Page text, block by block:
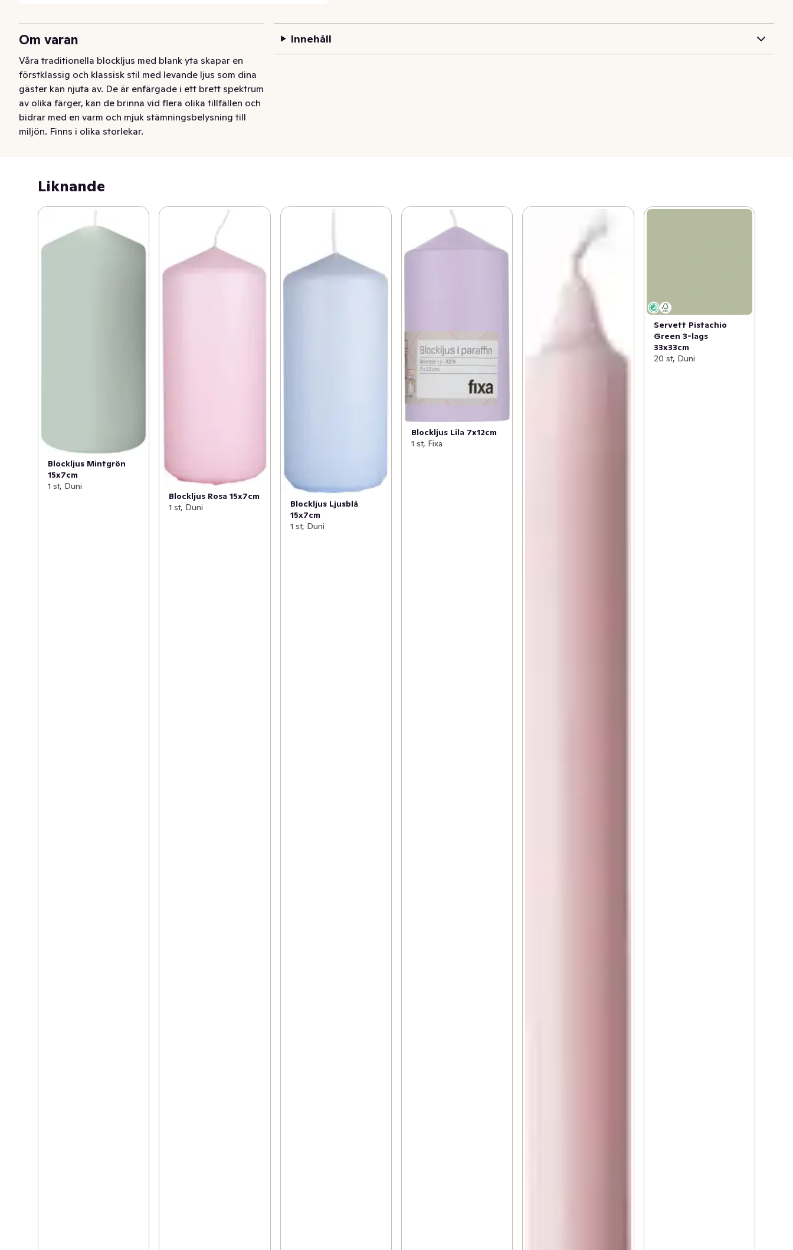
Om varan
Våra traditionella blockljus med blank yta skapar en
förstklassig och klassisk stil med levande ljus som dina
gäster kan njuta av. De är enfärgade i ett brett spektrum
av olika färger, kan de brinna vid flera olika tillfällen och
bidrar med en varm och mjuk stämningsbelysning till
miljön. Finns i olika storlekar.
Innehåll
Liknande
Blockljus Mintgrön
15x7cm
1 st, Duni
Blockljus Rosa 15x7cm
1 st, Duni
Blockljus Ljusblå
15x7cm
1 st, Duni
Blockljus Lila 7x12cm
1 st, Fixa
Servett Pistachio
Green 3-lags
33x33cm
20 st, Duni